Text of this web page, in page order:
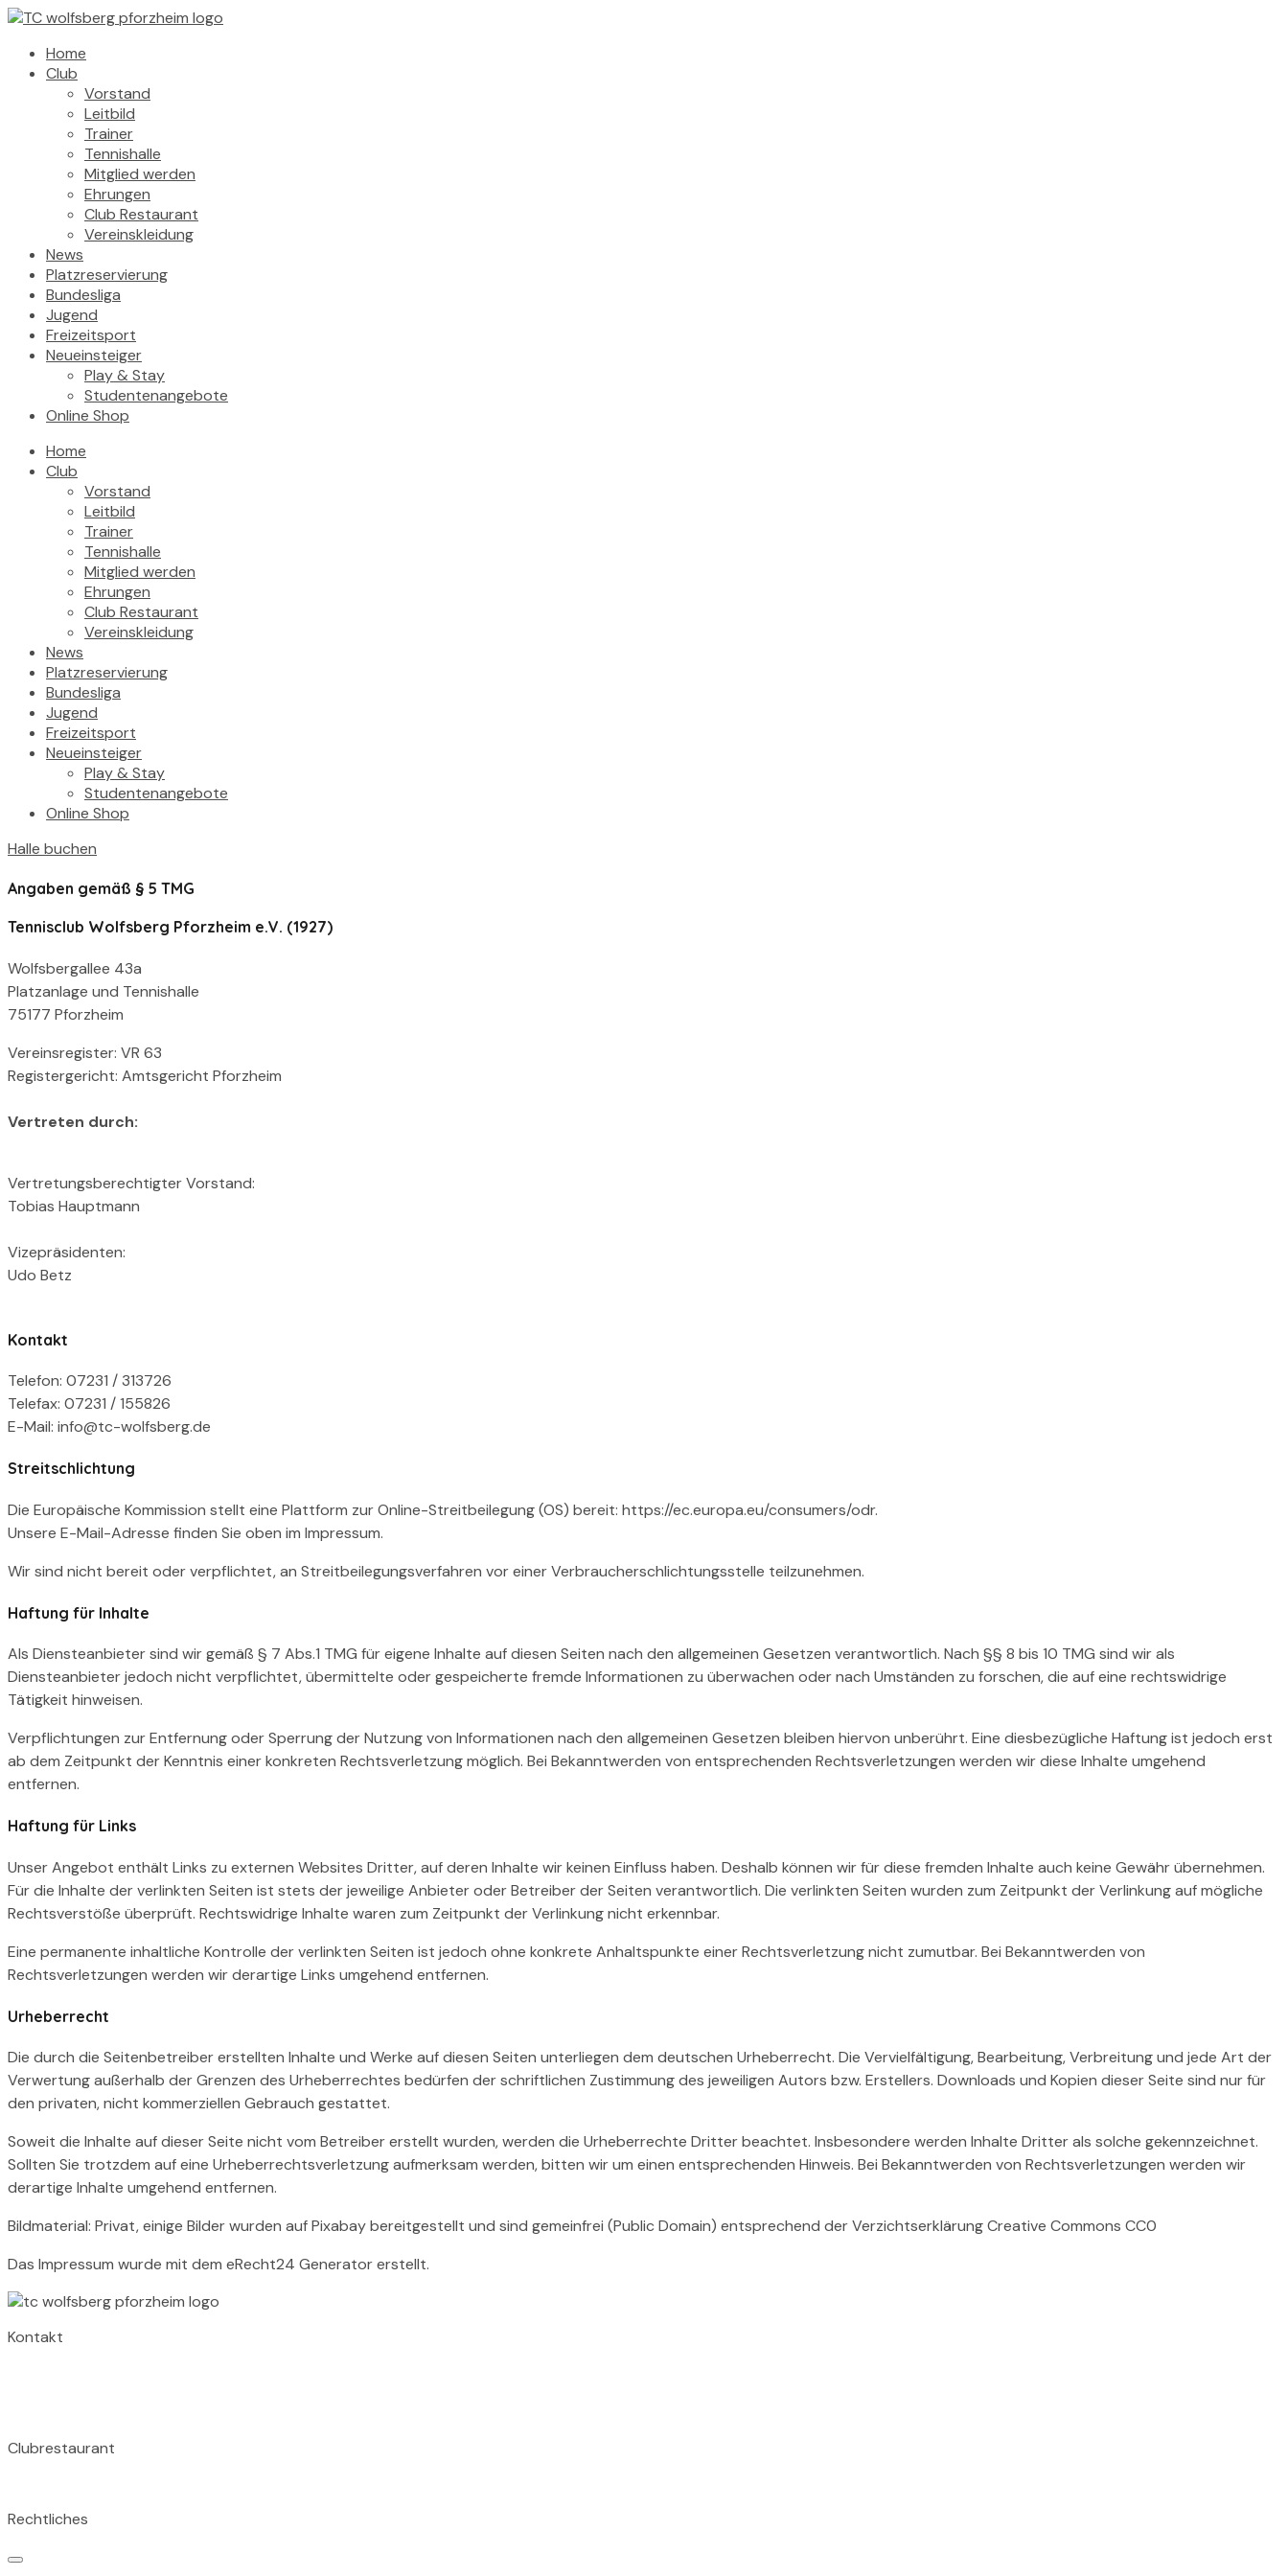
Home
Club
Vorstand
Leitbild
Trainer
Tennishalle
Mitglied werden
Ehrungen
Club Restaurant
Vereinskleidung
News
Platzreservierung
Bundesliga
Jugend
Freizeitsport
Neueinsteiger
Play & Stay
Studentenangebote
Online Shop
Home
Club
Vorstand
Leitbild
Trainer
Tennishalle
Mitglied werden
Ehrungen
Club Restaurant
Vereinskleidung
News
Platzreservierung
Bundesliga
Jugend
Freizeitsport
Neueinsteiger
Play & Stay
Studentenangebote
Online Shop
Halle buchen
Angaben gemäß § 5 TMG
Tennisclub Wolfsberg Pforzheim e.V. (1927)
Wolfsbergallee 43a
Platzanlage und Tennishalle
75177 Pforzheim
Vereinsregister: VR 63
Registergericht: Amtsgericht Pforzheim
Vertreten durch:
Vertretungsberechtigter Vorstand:
Tobias Hauptmann
Vizepräsidenten:
Udo Betz
Kontakt
Telefon: 07231 / 313726
Telefax: 07231 / 155826
E-Mail: info@tc-wolfsberg.de
Streitschlichtung
Die Europäische Kommission stellt eine Plattform zur Online-Streitbeilegung (OS) bereit: https://ec.europa.eu/consumers/odr.
Unsere E-Mail-Adresse finden Sie oben im Impressum.
Wir sind nicht bereit oder verpflichtet, an Streitbeilegungsverfahren vor einer Verbraucherschlichtungsstelle teilzunehmen.
Haftung für Inhalte
Als Diensteanbieter sind wir gemäß § 7 Abs.1 TMG für eigene Inhalte auf diesen Seiten nach den allgemeinen Gesetzen verantwortlich. Nach §§ 8 bis 10 TMG sind wir als
Diensteanbieter jedoch nicht verpflichtet, übermittelte oder gespeicherte fremde Informationen zu überwachen oder nach Umständen zu forschen, die auf eine rechtswidrige
Tätigkeit hinweisen.
Verpflichtungen zur Entfernung oder Sperrung der Nutzung von Informationen nach den allgemeinen Gesetzen bleiben hiervon unberührt. Eine diesbezügliche Haftung ist jedoch erst
ab dem Zeitpunkt der Kenntnis einer konkreten Rechtsverletzung möglich. Bei Bekanntwerden von entsprechenden Rechtsverletzungen werden wir diese Inhalte umgehend
entfernen.
Haftung für Links
Unser Angebot enthält Links zu externen Websites Dritter, auf deren Inhalte wir keinen Einfluss haben. Deshalb können wir für diese fremden Inhalte auch keine Gewähr übernehmen.
Für die Inhalte der verlinkten Seiten ist stets der jeweilige Anbieter oder Betreiber der Seiten verantwortlich. Die verlinkten Seiten wurden zum Zeitpunkt der Verlinkung auf mögliche
Rechtsverstöße überprüft. Rechtswidrige Inhalte waren zum Zeitpunkt der Verlinkung nicht erkennbar.
Eine permanente inhaltliche Kontrolle der verlinkten Seiten ist jedoch ohne konkrete Anhaltspunkte einer Rechtsverletzung nicht zumutbar. Bei Bekanntwerden von
Rechtsverletzungen werden wir derartige Links umgehend entfernen.
Urheberrecht
Die durch die Seitenbetreiber erstellten Inhalte und Werke auf diesen Seiten unterliegen dem deutschen Urheberrecht. Die Vervielfältigung, Bearbeitung, Verbreitung und jede Art der
Verwertung außerhalb der Grenzen des Urheberrechtes bedürfen der schriftlichen Zustimmung des jeweiligen Autors bzw. Erstellers. Downloads und Kopien dieser Seite sind nur für
den privaten, nicht kommerziellen Gebrauch gestattet.
Soweit die Inhalte auf dieser Seite nicht vom Betreiber erstellt wurden, werden die Urheberrechte Dritter beachtet. Insbesondere werden Inhalte Dritter als solche gekennzeichnet.
Sollten Sie trotzdem auf eine Urheberrechtsverletzung aufmerksam werden, bitten wir um einen entsprechenden Hinweis. Bei Bekanntwerden von Rechtsverletzungen werden wir
derartige Inhalte umgehend entfernen.
Bildmaterial: Privat, einige Bilder wurden auf Pixabay bereitgestellt und sind gemeinfrei (Public Domain) entsprechend der Verzichtserklärung Creative Commons CC0
Das Impressum wurde mit dem eRecht24 Generator erstellt.
Kontakt
Clubrestaurant
Rechtliches